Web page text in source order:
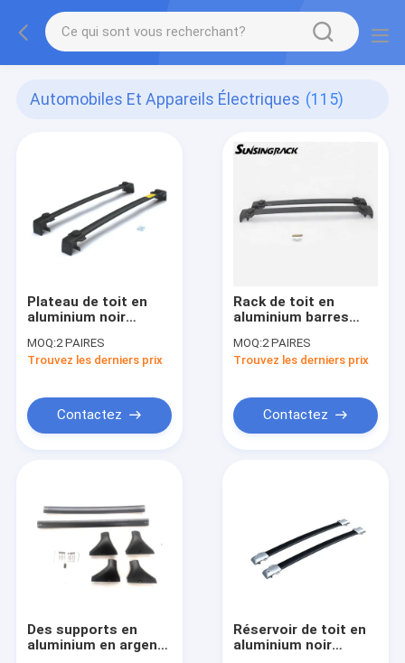
Automobiles Et Appareils Électriques (115)
Plateau de toit en
aluminium noir
Plateau de porte-
bagages sur le toit
2017
MOQ:2 PAIRES
Trouvez les derniers prix
Contactez
Rack de toit en
aluminium barres
toit pour Mitsubishi
ASX
MOQ:2 PAIRES
Trouvez les derniers prix
Contactez
Des supports en
aluminium en argent
Réservoir de toit en
aluminium noir